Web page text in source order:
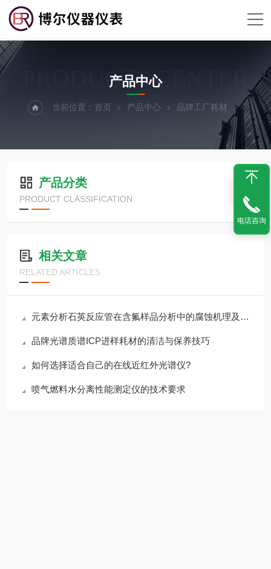
PRODUCTS CENTER
产品中心
当前位置： 首页 产品中心 品牌工厂耗材
产品分类
PRODUCT CLASSIFICATION
相关文章
RELATED ARTICLES
元素分析石英反应管在含氟样品分析中的腐蚀机理及防护措施
品牌光谱质谱ICP进样耗材的清洁与保养技巧
如何选择适合自己的在线近红外光谱仪?
喷气燃料水分离性能测定仪的技术要求
电话咨询